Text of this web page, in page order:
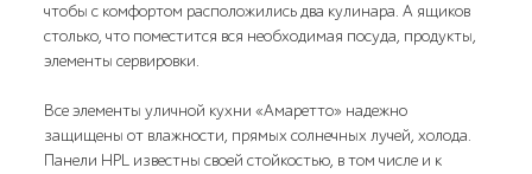
чтобы с комфортом расположились два кулинара. А ящиков
столько, что поместится вся необходимая посуда, продукты,
элементы сервировки.
Все элементы уличной кухни «Амаретто» надежно
защищены от влажности, прямых солнечных лучей, холода.
Панели HPL известны своей стойкостью, в том числе и к